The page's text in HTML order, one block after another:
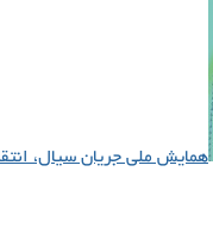
همایش ملی جریان سیال،